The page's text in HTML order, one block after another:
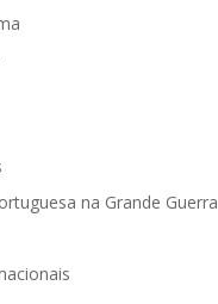
na Grande Guerra